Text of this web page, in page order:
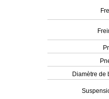
Diamètre de